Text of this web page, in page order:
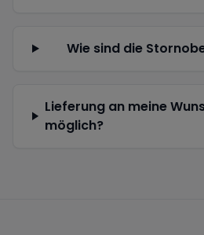
Wie sind die
Lieferung an meine
möglich?